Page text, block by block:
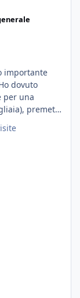
importante
dovuto
per una
premetto
con 200